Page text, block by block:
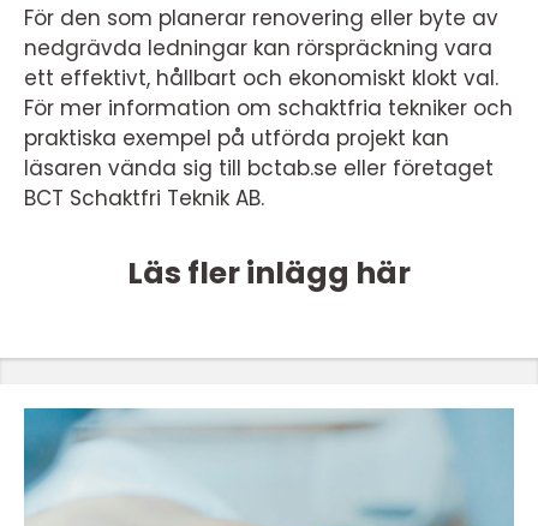
För den som planerar renovering eller byte av
nedgrävda ledningar kan rörspräckning vara
ett effektivt, hållbart och ekonomiskt klokt val.
För mer information om schaktfria tekniker och
praktiska exempel på utförda projekt kan
läsaren vända sig till bctab.se eller företaget
BCT Schaktfri Teknik AB.
Läs fler inlägg här